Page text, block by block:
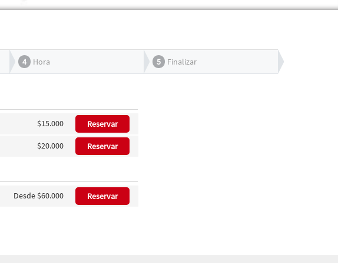
4 Hora 5 Finalizar
$15.000 Reservar
$20.000 Reservar
Desde $60.000 Reservar